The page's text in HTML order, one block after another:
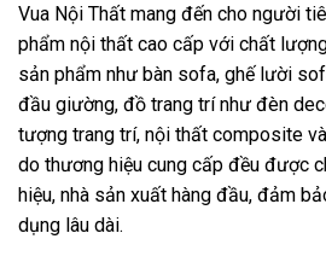
Vua Nội Thất mang đến cho người
phẩm nội thất cao cấp với chất
sản phẩm như bàn sofa, ghế lười
đầu giường, đồ trang trí như đèn
tượng trang trí, nội thất composite
do thương hiệu cung cấp đều được
hiệu, nhà sản xuất hàng đầu, đảm
dụng lâu dài.